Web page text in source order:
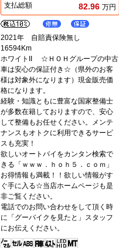
支払総額
82.96 万円
2021年 自賠責保険無し
16594Km
ホワイトII ☆ＨＯＨグループの中古
車は安心の保証付き☆（県外のお客
様は対象外になります）現金販売価
格になります。
経験・知識ともに豊富な国家整備士
が多数在籍しておりますので、安心
して整備もお任せください。メンテ
ナンスもオトクに利用できるサービ
スも充実！
欲しいオートバイをカンタン検索で
きる「ｗｗｗ．ｈｏｈ５．ｃｏｍ」
お得情報も満載！！欲しい情報がす
ぐ手に入る☆当店ホームページも是
非ご覧ください。
電話でのお問い合わせをして頂く時
に「グーバイクを見たと」スタッフ
にお伝えください。